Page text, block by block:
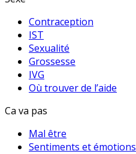
Contraception
IST
Sexualité
Grossesse
IVG
Où trouver de l’aide
Ca va pas
Mal être
Sentiments et émotions